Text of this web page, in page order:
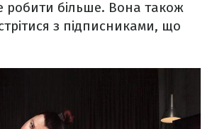
робити більше. Вона також
з підписниками, що